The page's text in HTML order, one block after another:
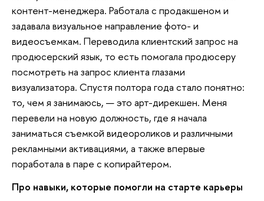
контент-менеджера. Работала с продакшеном и
задавала визуальное направление фото- и
видеосъемкам. Переводила клиентский запрос на
продюсерский язык, то есть помогала продюсеру
посмотреть на запрос клиента глазами
визуализатора. Спустя полтора года стало понятно:
то, чем я занимаюсь, — это арт-дирекшен. Меня
перевели на новую должность, где я начала
заниматься съемкой видеороликов и различными
рекламными активациями, а также впервые
поработала в паре с копирайтером.
Про навыки, которые помогли на старте карьеры